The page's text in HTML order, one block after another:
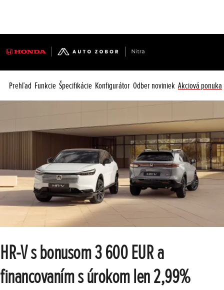
Prehľad Funkcie Špecifikácie Konfigurátor Odber noviniek Akciová ponuka
HR-V s bonusom 3 600 EUR a
financovaním s úrokom len 2,99%